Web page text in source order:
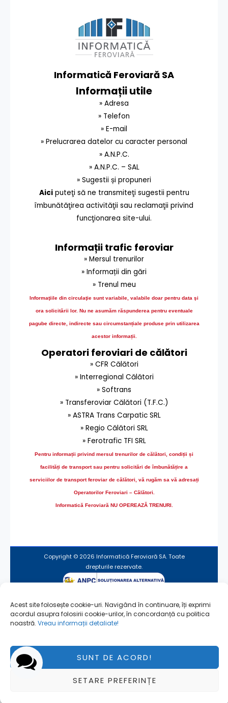
Acest site folosește cookie-uri. Navigând în continuare, îți exprimi
acordul asupra folosirii cookie-urilor, în concordanță cu politica
noastră. Vreau informații detaliate!
SUNT DE ACORD!
SETARE PREFERINȚE
Informatică Feroviară SA
Informații utile
» Adresa
» Telefon
» E-mail
» Prelucrarea datelor cu caracter personal
» A.N.P.C.
» A.N.P.C. – SAL
» Sugestii și propuneri
Aiciputeţi să ne transmiteţi sugestii pentru
îmbunătăţirea activităţii sau reclamaţii privind
funcţionarea site-ului.
Informații trafic feroviar
» Mersul trenurilor
» Informații din gări
» Trenul meu
Informaţiile din circulaţie sunt variabile, valabile doar pentru data şi
ora solicitării lor. Nu ne asumăm răspunderea pentru eventuale
pagube directe, indirecte sau circumstanțiale produse prin utilizarea
acestor informații.
Operatori feroviari de călători
» CFR Călători
» Interregional Călători
» Softrans
» Transferoviar Călători (T.F.C.)
» ASTRA Trans Carpatic SRL
» Regio Călători SRL
» Ferotrafic TFI SRL
Pentru informații privind mersul trenurilor de călători, condiții și
facilități de transport sau pentru solicitări de îmbunătățire a
serviciilor de transport feroviar de călători, vă rugăm sa vă adresați
Operatorilor Feroviari – Călători.
Informatică Feroviară NU OPEREAZĂ TRENURI.
Copyright © 2026 Informatică Feroviară SA. Toate
drepturile rezervate.
Termeni de utilizare
Utilizare fişiere cookie
Pagină actualizată la 22/01/2024